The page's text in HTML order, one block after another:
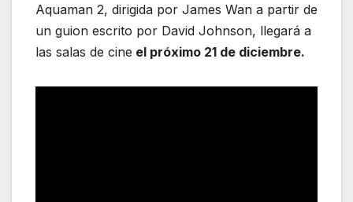
Aquaman 2, dirigida por James Wan a partir de
un guion escrito por David Johnson, llegará a
las salas de cine el próximo 21 de diciembre.